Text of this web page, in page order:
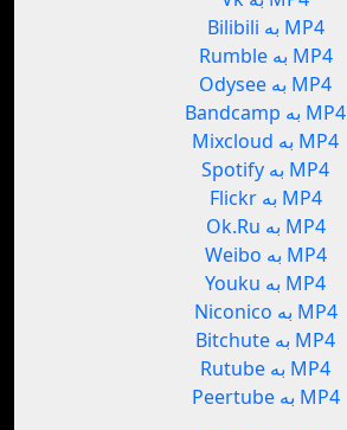
Bilibili به MP4
Rumble به MP4
Odysee به MP4
Bandcamp به MP4
Mixcloud به MP4
Spotify به MP4
Flickr به MP4
Ok.Ru به MP4
Weibo به MP4
Youku به MP4
Niconico به MP4
Bitchute به MP4
Rutube به MP4
Peertube به MP4